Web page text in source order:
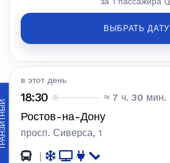
ВЫБРАТЬ ДАТУ
в этот день
18:30 ≈ 7 ч. 30 мин.
Ростов-на-Дону
просп. Сиверса, 1
|